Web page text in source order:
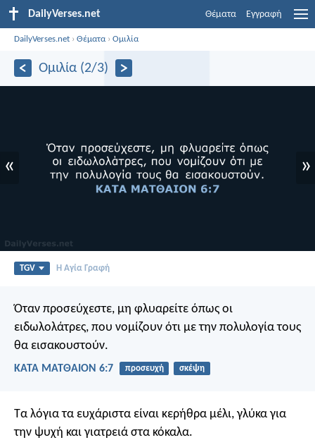
DailyVerses.net Θέματα Εγγραφή
DailyVerses.net ›Θέματα›Ομιλία
Ομιλία (2/3)
« »
TGV Η Αγία Γραφή
Όταν προσεύχεστε, μη φλυαρείτε όπως οι
ειδωλολάτρες, που νομίζουν ότι με την πολυλογία τους
θα εισακουστούν.
ΚΑΤΑ ΜΑΤΘΑΙΟΝ 6:7 προσευχή σκέψη
Τα λόγια τα ευχάριστα είναι κερήθρα μέλι, γλύκα για
την ψυχή και γιατρειά στα κόκαλα.